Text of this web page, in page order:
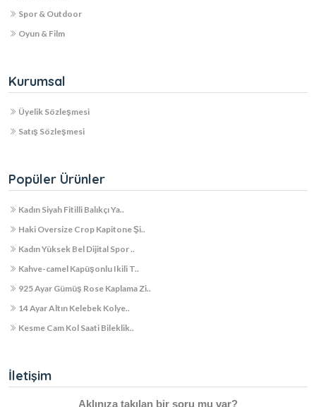
Spor & Outdoor
Oyun & Film
Kurumsal
Üyelik Sözleşmesi
Satış Sözleşmesi
Popüler Ürünler
Kadın Siyah Fitilli Balıkçı Ya..
Haki Oversize Crop Kapitone Şi..
Kadın Yüksek Bel Dijital Spor ..
Kahve-camel Kapüşonlu Ikili T..
925 Ayar Gümüş Rose Kaplama Zi..
14 Ayar Altın Kelebek Kolye..
Kesme Cam Kol Saati Bileklik..
İletişim
Aklınıza takılan bir soru mu var?